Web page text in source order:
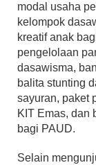
modal usaha
kelompok
kreatif anak
pengelolaan
dasawisma,
balita stunting
sayuran, paket
KIT Emas, dan
bagi PAUD.
Selain